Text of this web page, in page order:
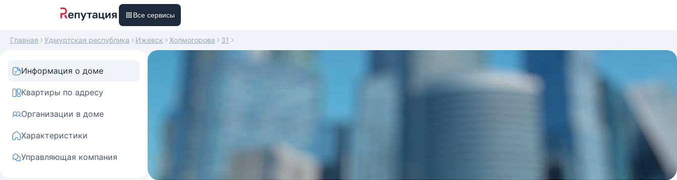
Все сервисы
Главная Удмуртская республика Ижевск Холмогорова 31
Информация о доме
Квартиры по адресу
Организации в доме
Характеристики
Управляющая компания